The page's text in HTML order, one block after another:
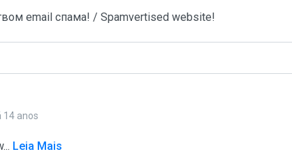
email спама! / Spamvertised website!
14 anos
... Leia Mais